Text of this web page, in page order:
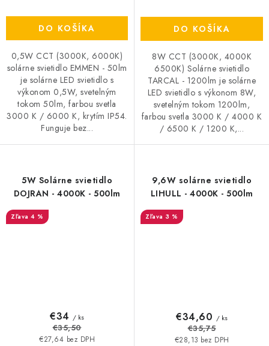
DO KOŠÍKA
0,5W CCT (3000K, 6000K)
solárne svietidlo EMMEN - 50lm
je solárne LED svietidlo s
výkonom 0,5W, svetelným
tokom 50lm, farbou svetla
3000 K / 6000 K, krytím IP54.
Funguje bez...
DO KOŠÍKA
8W CCT (3000K, 4000K
6500K) Solárne svietidlo
TARCAL - 1200lm je solárne
LED svietidlo s výkonom 8W,
svetelným tokom 1200lm,
farbou svetla 3000 K / 4000 K
/ 6500 K / 1200 K,...
5W Solárne svietidlo
DOJRAN - 4000K - 500lm
4 %
€27,64 bez DPH
€34 / ks
€35,50
9,6W solárne svietidlo
LIHULL - 4000K - 500lm
3 %
€28,13 bez DPH
€34,60 / ks
€35,75